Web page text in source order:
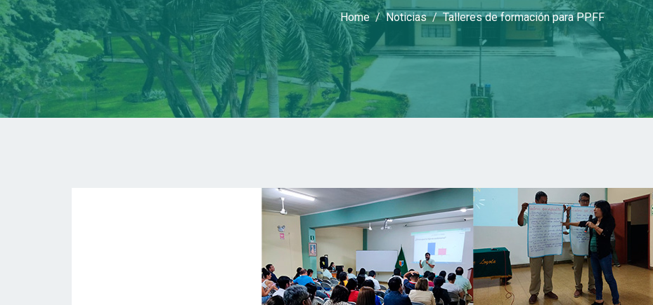
Home Noticias Talleres de formación para PP.FF